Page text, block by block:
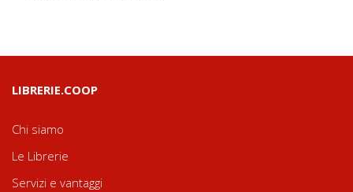
LIBRERIE.COOP
Chi siamo
Le Librerie
Servizi e vantaggi